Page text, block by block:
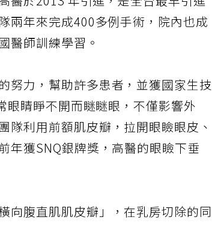
醫於2013 年引進，是全台最早引進
兩年來完成400多例手術，院內也成
醫師訓練學習。
努力，幫助許多患者，並獲國家生技
睛睜不開而瞇瞇眼，不僅影響外
利用前額肌皮瓣，拉開眼瞼眼皮、
年獲SNQ銀牌獎，高醫的眼瞼下垂
向腹直肌肌皮瓣」，在乳房切除的同